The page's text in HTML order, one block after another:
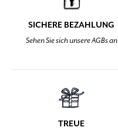
SICHERE BEZAHLUNG
Sehen Sie sich unsere AGBs an
TREUE